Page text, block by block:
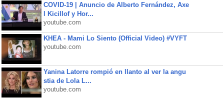
COVID-19 | Anuncio de Alberto Fernández, Axe
l Kicillof y Hor...
youtube.com
KHEA - Mami Lo Siento (Official Video) #VYFT
youtube.com
Yanina Latorre rompió en llanto al ver la angu
stia de Lola L...
youtube.com